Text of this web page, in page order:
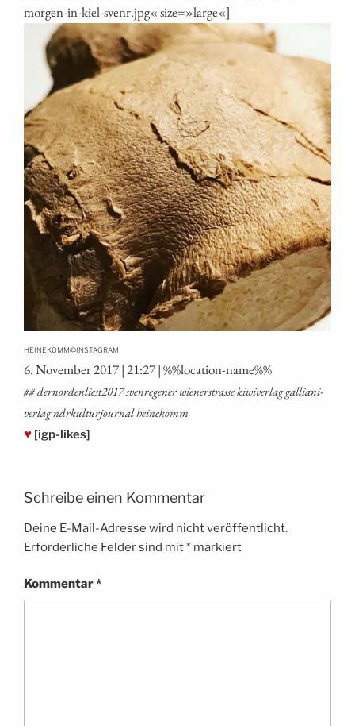
morgen-in-kiel-svenr.jpg« size=»large«]
HEINEKOMM@INSTAGRAM
6. Novem­ber 2017 | 21:27 | %%loca­ti­on-name%%
## dernordenliest2017 sven­re­ge­ner wie­ner­stras­se kiwi­ver­lag gal­lia­ni­
ver­lag ndrkul­tur­jour­nal heinekomm
♥ [igp-likes]
Schreibe einen Kommentar
Deine E-Mail-Adresse wird nicht veröffentlicht.
Erforderliche Felder sind mit* markiert
Kommentar*